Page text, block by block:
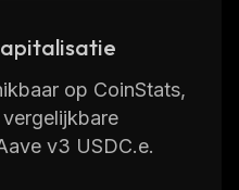
op CoinStats,
v3 USDC.e.